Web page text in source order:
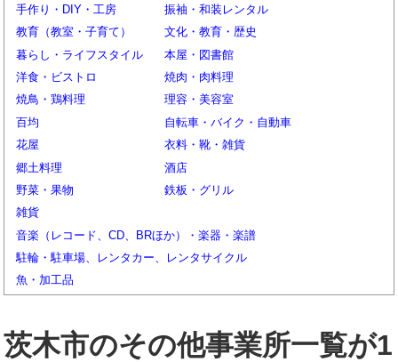
手作り・DIY・工房
振袖・和装レンタル
教育（教室・子育て）
文化・教育・歴史
暮らし・ライフスタイル
本屋・図書館
洋食・ビストロ
焼肉・肉料理
焼鳥・鶏料理
理容・美容室
百均
自転車・バイク・自動車
花屋
衣料・靴・雑貨
郷土料理
酒店
野菜・果物
鉄板・グリル
雑貨
音楽（レコード、CD、BRほか）・楽器・楽譜
駐輪・駐車場、レンタカー、レンタサイクル
魚・加工品
茨木市のその他事業所一覧が1